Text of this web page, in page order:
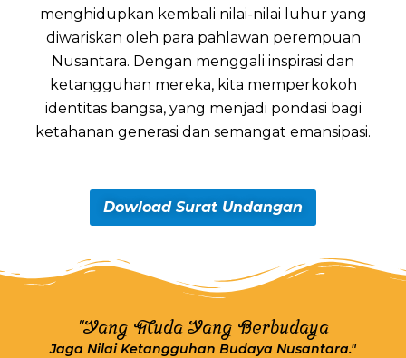
menghidupkan kembali nilai-nilai luhur yang
diwariskan oleh para pahlawan perempuan
Nusantara. Dengan menggali inspirasi dan
ketangguhan mereka, kita memperkokoh
identitas bangsa, yang menjadi pondasi bagi
ketahanan generasi dan semangat emansipasi.
Dowload Surat Undangan
"Yang Muda Yang Berbudaya
Jaga Nilai Ketangguhan Budaya Nusantara."